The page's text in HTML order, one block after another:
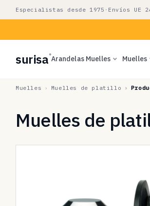
directamente
al contenido
Especialistas desde 1975 · Envíos UE
surisa®Arandelas Muelles Muelles
Muelles Muelles de platillo
Muelles de